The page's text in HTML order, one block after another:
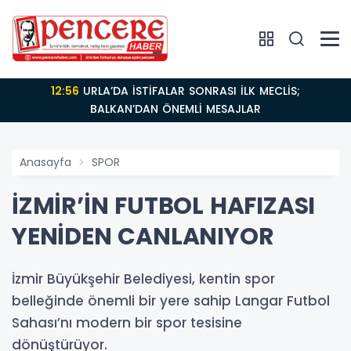
12:56
BALKAN’DAN ÖNEMLİ MESAJLAR
Anasayfa SPOR
İZMİR’İN FUTBOL HAFIZASI
YENİDEN CANLANIYOR
İzmir Büyükşehir Belediyesi, kentin spor
belleğinde önemli bir yere sahip Langar Futbol
Sahası’nı modern bir spor tesisine
dönüştürüyor.